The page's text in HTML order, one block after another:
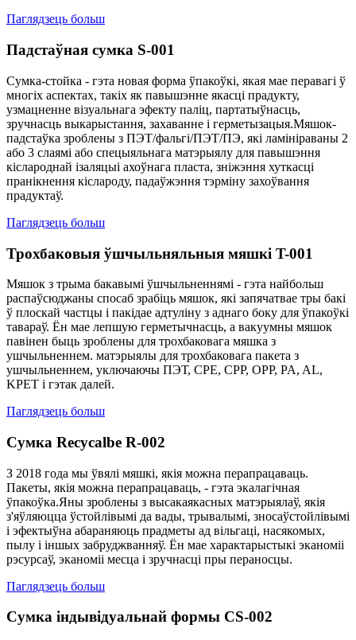
Паглядзець больш
Падстаўная сумка S-001
Сумка-стойка - гэта новая форма ўпакоўкі, якая мае перавагі ў
многіх аспектах, такіх як павышэнне якасці прадукту,
узмацненне візуальнага эфекту паліц, партатыўнасць,
зручнасць выкарыстання, захаванне і герметызацыя.Мяшок-
падстаўка зроблены з ПЭТ/фальгі/ПЭТ/ПЭ, які ламініраваны 2
або 3 слаямі або спецыяльнага матэрыялу для павышэння
кіслароднай ізаляцыі ахоўнага пласта, зніжэння хуткасці
пранікнення кіслароду, падаўжэння тэрміну захоўвання
прадуктаў.
Паглядзець больш
Трохбаковыя ўшчыльняльныя мяшкі T-001
Мяшок з трыма бакавымі ўшчыльненнямі - гэта найбольш
распаўсюджаны спосаб зрабіць мяшок, які запячатвае тры бакі
ў плоскай частцы і пакідае адтуліну з аднаго боку для ўпакоўкі
тавараў. Ён мае лепшую герметычнасць, а вакуумны мяшок
павінен быць зроблены для трохбаковага мяшка з
ушчыльненнем. матэрыялы для трохбаковага пакета з
ушчыльненнем, уключаючы ПЭТ, CPE, CPP, OPP, PA, AL,
KPET і гэтак далей.
Паглядзець больш
Сумка Recycalbe R-002
З 2018 года мы ўвялі мяшкі, якія можна перапрацаваць.
Пакеты, якія можна перапрацаваць, - гэта экалагічная
ўпакоўка.Яны зроблены з высакаякасных матэрыялаў, якія
з'яўляюцца ўстойлівымі да вады, трывалымі, зносаўстойлівымі
і эфектыўна абараняюць прадметы ад вільгаці, насякомых,
пылу і іншых забруджванняў. Ён мае характарыстыкі эканоміі
рэсурсаў, эканоміі месца і зручнасці пры пераносцы.
Паглядзець больш
Сумка індывідуальнай формы CS-002